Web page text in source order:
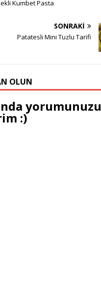
Kumbet Pasta
SONRAKI
Patatesli Mini Tuzlu Tarifi
OLUN
yorumunuzu
:)